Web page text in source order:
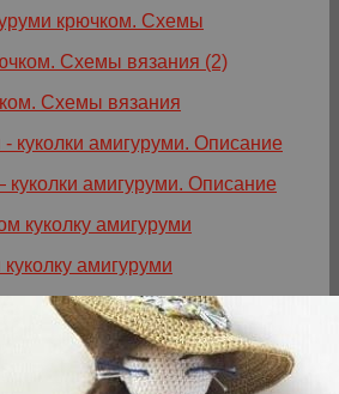
крючком. Схемы
Схемы вязания
амигуруми. Описание
амигуруми